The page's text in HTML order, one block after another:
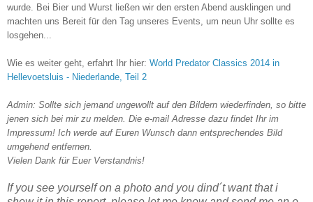
wurde. Bei Bier und Wurst ließen wir den ersten Abend ausklingen und
machten uns Bereit für den Tag unseres Events, um neun Uhr sollte es
losgehen...
Wie es weiter geht, erfahrt Ihr hier: World Predator Classics 2014 in
Hellevoetsluis - Niederlande, Teil 2
Admin: Sollte sich jemand ungewollt auf den Bildern wiederfinden, so bitte
jenen sich bei mir zu melden. Die e-mail Adresse dazu findet Ihr im
Impressum! Ich werde auf Euren Wunsch dann entsprechendes Bild
umgehend entfernen.
Vielen Dank für Euer Verstandnis!
If you see yourself on a photo and you dind´t want that i